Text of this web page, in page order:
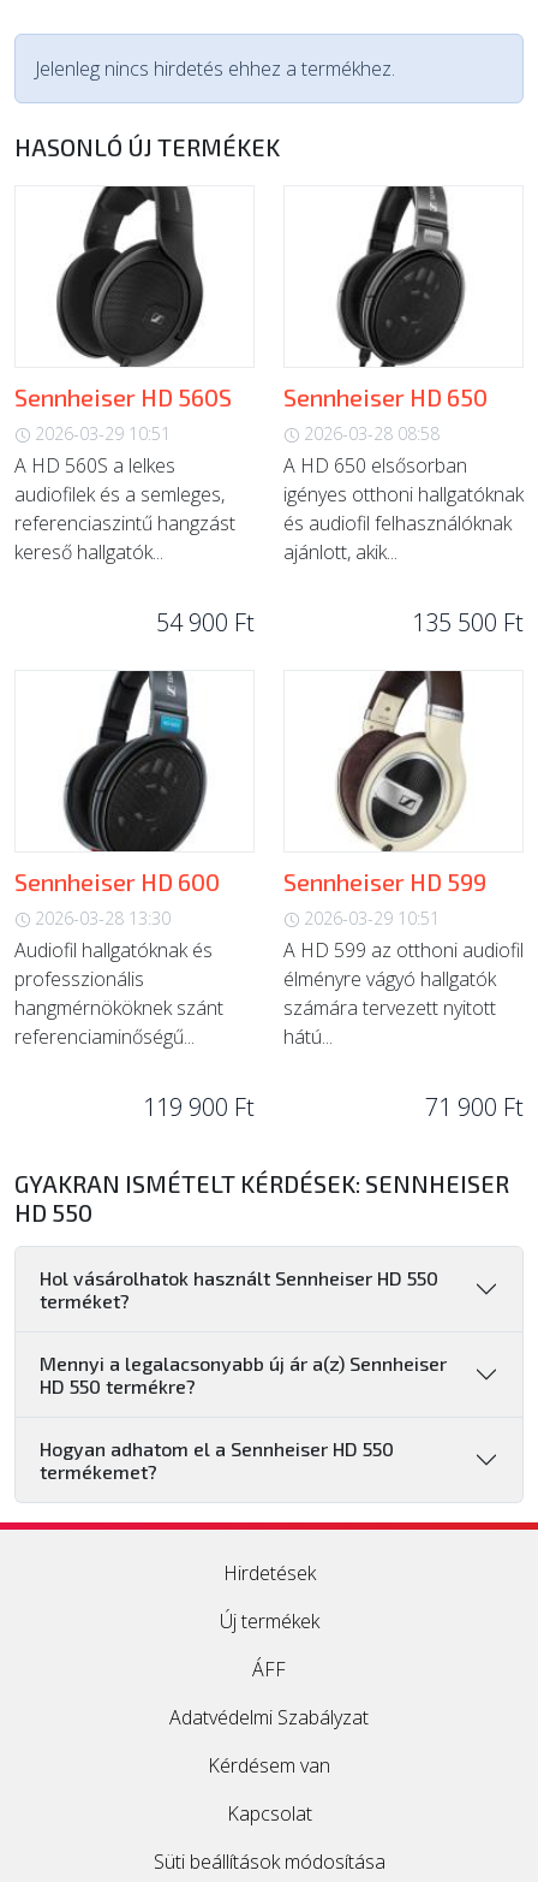
Jelenleg nincs hirdetés ehhez a termékhez.
HASONLÓ ÚJ TERMÉKEK
Sennheiser HD 560S
2026-03-29 10:51
A HD 560S a lelkes
audiofilek és a semleges,
referenciaszintű hangzást
kereső hallgatók...
54 900 Ft
Sennheiser HD 650
2026-03-28 08:58
A HD 650 elsősorban
igényes otthoni hallgatóknak
és audiofil felhasználóknak
ajánlott, akik...
135 500 Ft
Sennheiser HD 600
2026-03-28 13:30
Audiofil hallgatóknak és
professzionális
hangmérnököknek szánt
referenciaminőségű...
119 900 Ft
Sennheiser HD 599
2026-03-29 10:51
A HD 599 az otthoni audiofil
élményre vágyó hallgatók
számára tervezett nyitott
hátú...
71 900 Ft
GYAKRAN ISMÉTELT KÉRDÉSEK: SENNHEISER
HD 550
Hol vásárolhatok használt Sennheiser HD 550
terméket?
Mennyi a legalacsonyabb új ár a(z) Sennheiser
HD 550 termékre?
Hogyan adhatom el a Sennheiser HD 550
termékemet?
Hirdetések
Új termékek
ÁFF
Adatvédelmi Szabályzat
Kérdésem van
Kapcsolat
Süti beállítások módosítása